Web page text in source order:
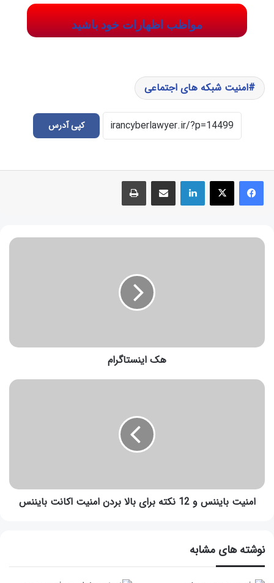
مواظب اظهارات خود باشید
امنیت شبکه های اجتماعی
کپی آدرس
هک اینستاگرام
امنیت بایننس و 12 نکته برای بالا بردن امنیت اکانت بایننس
نوشته های مشابه